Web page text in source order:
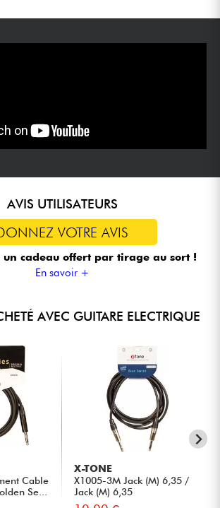
AVIS UTILISATEURS
VOTRE AVIS
un cadeau offert par tirage au sort !
En savoir +
AVEC GUITARE ELECTRIQUE
Cable
Se...
X-TONE
X1005-3M Jack (M) 6,35 /
Jack (M) 6,35